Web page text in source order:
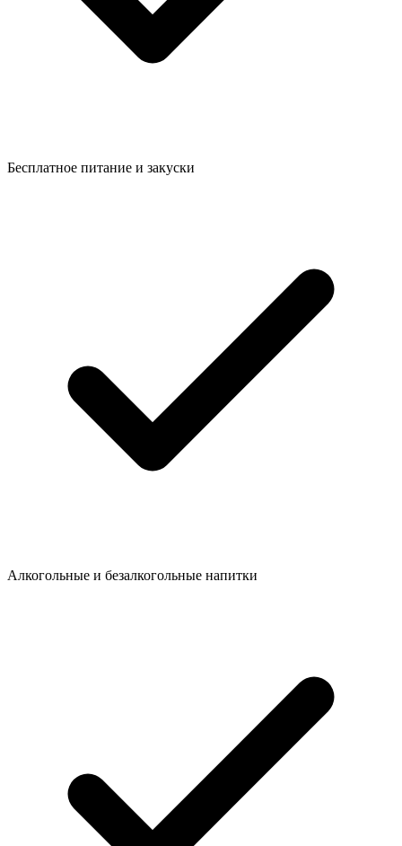
Бесплатное питание и закуски
Алкогольные и безалкогольные напитки